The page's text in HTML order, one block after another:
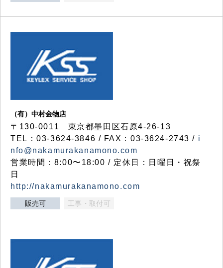
（有）中村金物店
〒130-0011 東京都墨田区石原4-26-13
TEL：03-3624-3846 / FAX：03-3624-2743 / i
nfo@nakamurakanamono.com
営業時間：8:00〜18:00 / 定休日：日曜日・祝祭
日
http://nakamurakanamono.com
販売可 工事・取付可